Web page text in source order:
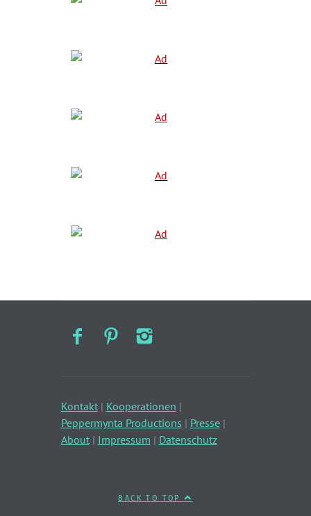
Kontakt| Kooperationen |
Peppermynta Productions | Presse|
About| Impressum | Datenschutz
BACK TO TOP